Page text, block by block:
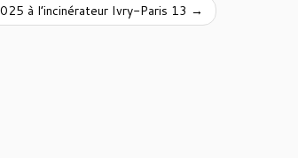
à l’incinérateur Ivry-Paris 13 →